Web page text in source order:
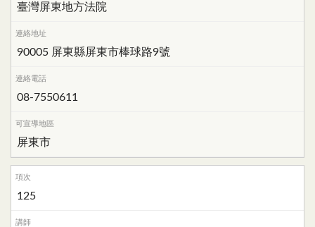
臺灣屏東地方法院
90005 屏東縣屏東市棒球路9號
08-7550611
屏東市
125